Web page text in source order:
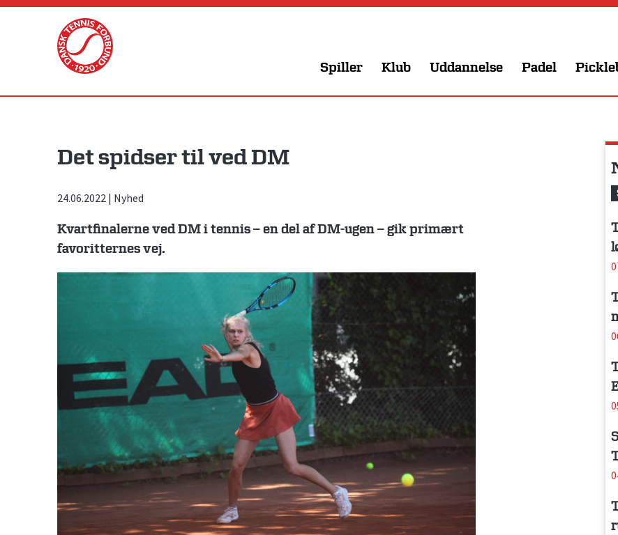
Skip
Spiller Klub Uddannelse Padel
Det spidser til ved DM
24.06.2022 | Nyhed
Kvartfinalerne ved DM i tennis – en del af DM-ugen – gik primært
favoritternes vej.